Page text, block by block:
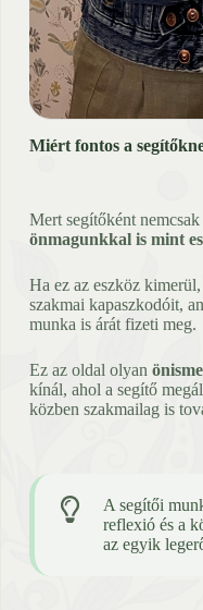
Miért fontos a
Mert segítőként
önmagunkkal is mint
Ha ez az eszköz
szakmai kapaszkodóit,
munka is árát fizeti meg.
Ez az oldal olyan
kínál, ahol a segítő
közben szakmailag is
A segítői
reflexió és a
az egyik